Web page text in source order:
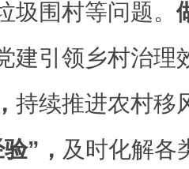
圾围村等问题。
建引领乡村治理
持续推进农村移
”， 及时化解各